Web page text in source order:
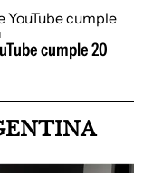
cumple 20